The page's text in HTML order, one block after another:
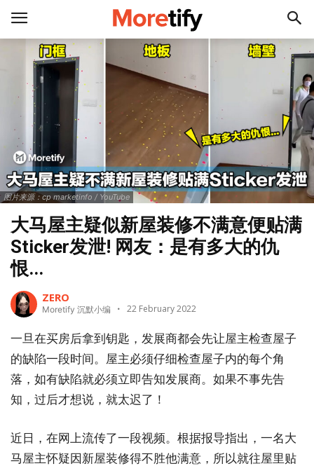
图片来源：cp marketinfo / YouTube
大马屋主疑似新屋装修不满意便贴满
Sticker发泄! 网友：是有多大的仇
恨...
ZERO
Moretify 沉默小编 22 February 2022
一旦在买房后拿到钥匙，发展商都会先让屋主检查屋子
的缺陷一段时间。屋主必须仔细检查屋子内的每个角
落，如有缺陷就必须立即告知发展商。如果不事先告
知，过后才想说，就太迟了！
近日，在网上流传了一段视频。根据报导指出，一名大
马屋主怀疑因新屋装修得不胜他满意，所以就往屋里贴